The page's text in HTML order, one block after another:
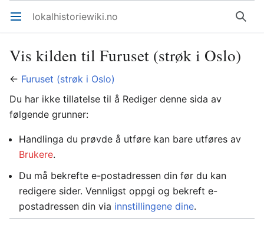
Åpne hovedmenyen lokalhistoriewiki.no Søk
Vis kilden til Furuset (strøk i Oslo)
← Furuset (strøk i Oslo)
Du har ikke tillatelse til å Rediger denne sida av
følgende grunner:
Handlinga du prøvde å utføre kan bare utføres av
Brukere.
Du må bekrefte e-postadressen din før du kan
redigere sider. Vennligst oppgi og bekreft e-
postadressen din via innstillingene dine.